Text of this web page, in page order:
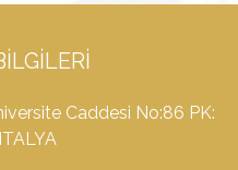
Caddesi No:86 PK: